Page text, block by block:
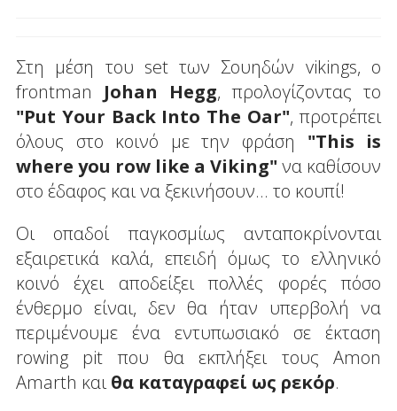
Στη μέση του set των Σουηδών vikings, o
frontman Johan Hegg, προλογίζοντας το
"Put Your Back Into The Oar", προτρέπει
όλους στο κοινό με την φράση "This is
where you row like a Viking"να καθίσουν
στο έδαφος και να ξεκινήσουν... το κουπί!
Οι οπαδοί παγκοσμίως ανταποκρίνονται
εξαιρετικά καλά, επειδή όμως το ελληνικό
κοινό έχει αποδείξει πολλές φορές πόσο
ένθερμο είναι, δεν θα ήταν υπερβολή να
περιμένουμε ένα εντυπωσιακό σε έκταση
rowing pit που θα εκπλήξει τους Amon
Amarth καιθα καταγραφεί ως ρεκόρ.